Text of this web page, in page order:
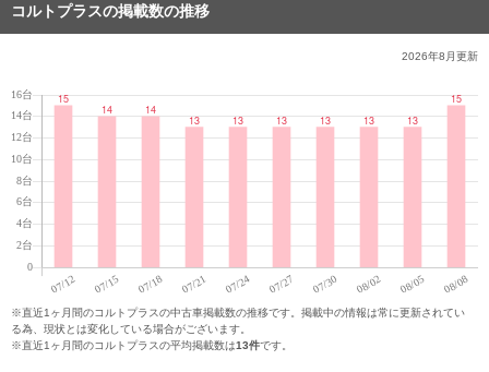
コルトプラスの掲載数の推移
2026年8月更新
※直近1ヶ月間のコルトプラスの中古車掲載数の推移です。掲載中の情報は常に更新されてい
る為、現状とは変化している場合がございます。
※直近1ヶ月間のコルトプラスの平均掲載数は13件です。